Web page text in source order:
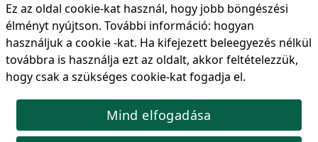
Ez az oldal cookie-kat használ, hogy jobb böngészési
élményt nyújtson. További információ: hogyan
használjuk a cookie -kat. Ha kifejezett beleegyezés nélkül
továbbra is használja ezt az oldalt, akkor feltételezzük,
hogy csak a szükséges cookie-kat fogadja el.
Mind elfogadása
NeoLincos Zrt., 4002 Debrecen, Balmazújvárosi út
10
Nyitvatartás: hétfő-péntek 8:00-16:00
© Copyright 2026 NeoLincos Zrt., minden jog